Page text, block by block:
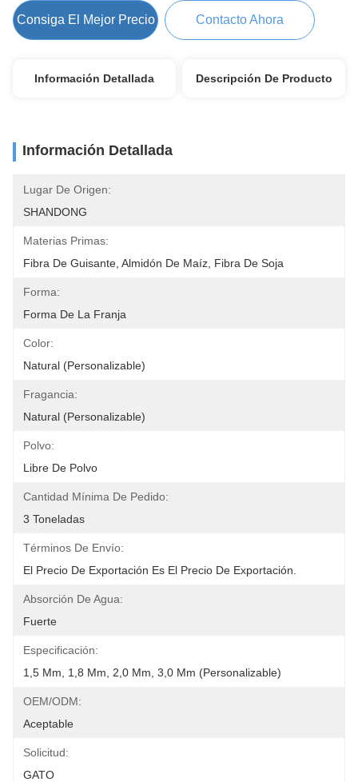
Consiga El Mejor Precio Contacto Ahora
Información Detallada Descripción De Producto
Información Detallada
Lugar De Origen:
SHANDONG
Materias Primas:
Fibra De Guisante, Almidón De Maíz, Fibra De Soja
Forma:
Forma De La Franja
Color:
Natural (Personalizable)
Fragancia:
Natural (Personalizable)
Polvo:
Libre De Polvo
Cantidad Mínima De Pedido:
3 Toneladas
Términos De Envío:
El Precio De Exportación Es El Precio De Exportación.
Absorción De Agua:
Fuerte
Especificación:
1,5 Mm, 1,8 Mm, 2,0 Mm, 3,0 Mm (personalizable)
OEM/ODM:
Aceptable
Solicitud:
GATO